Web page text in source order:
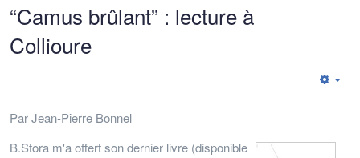
“Camus brûlant” : lecture à
Collioure
Par Jean-Pierre Bonnel
B.Stora m'a offert son dernier livre (disponible